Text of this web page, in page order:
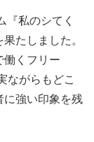
『私のシてく
たしました。
働くフリー
ながらもどこ
に強い印象を残